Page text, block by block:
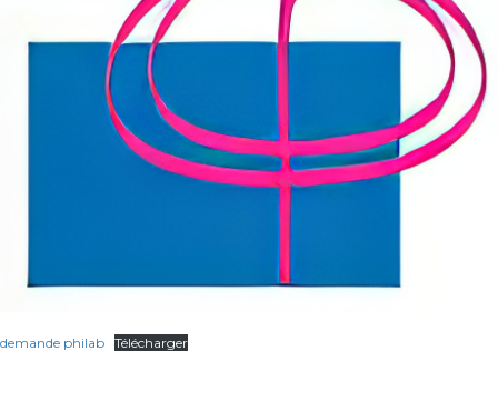
demande philab Télécharger